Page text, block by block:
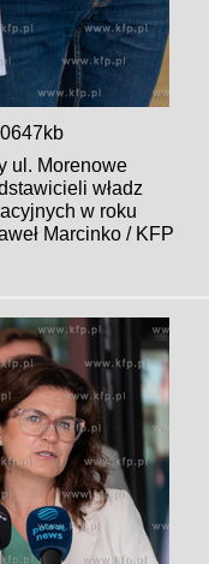
ul. Morenowe
władz
w roku
Marcinko / KFP